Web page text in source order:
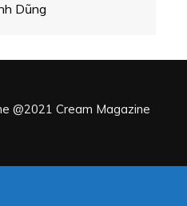
Dũng
@2021 Cream Magazine